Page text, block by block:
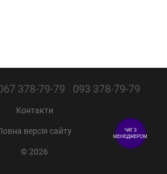
378-79-79 093 378-79-79
Контакти
версія сайту
© 2026
ЧАТ З
МЕНЕДЖЕРОМ